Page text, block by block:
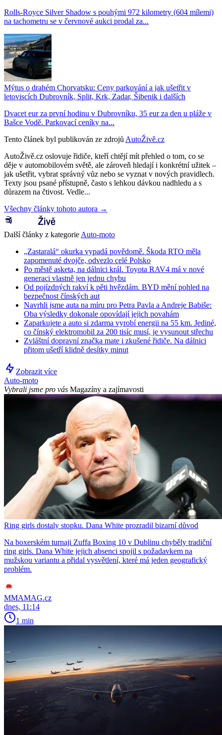
Rolls-Royce Silver Shadow s pouhými 972 kilometry (604 mílemi)
na tachometru se v červnové aukci prodal za...
Mýtus o drahém Chorvatsku: Ceny parkování a jak ušetřit v
letoviscích Dubrovník, Split, Krk, Zadar, Šibenik i dalších
Dvacet eur za první hodinu v Dubrovníku, 35 eur za den u pláže v
Bašce Vodě. Parkovací ceníky na...
Tento článek byl publikován ze zdrojů AutoŽivě.cz
AutoŽivě.cz oslovuje řidiče, kteří chtějí mít přehled o tom, co se
děje v automobilovém světě, ale zároveň hledají i konkrétní užitek –
jak ušetřit, vybrat správný vůz nebo se vyznat v nových pravidlech.
Texty jsou psané přístupně, často s lehkou dávkou nadhledu a s
důrazem na čtivost. Vedle...
Všechny články tohoto autora →
Další články z kategorie Auto-moto
„Zastaralá“ okurka vypadá povědomě. Škoda RTO měla
zapomenuté dvojče, odvezlo celé Polsko
Po městě asketa, na dálnici král. Toyota RAV4 má v nové
generaci vlastně jen jednu chybu
Od pojízdných rakví k pěti hvězdám. BYD mění pohled na
bezpečnost čínských aut
Navrhli jsme auta na míru pro Petra Pavla a Andreje Babiše:
Oba výsledky dokonale opovídají jejich povahám
Zaparkujete a auto si zdarma vyrobí energii na 55 km. Jediné,
co čínský elektromobil za 200 tisíc musí, je vysunout střechu
Zvláštní dopravní značka mate i zkušené řidiče. Na dálnici
přitom ušetří klidně desítky minut
Zobrazit více
Auto-moto
Vybrali jsme pro vás Magazíny a zajímavosti
Ring girls dostaly stopku. Dana White prozradil bizarní důvod
Na boxerském turnaji Zuffa Boxing 10 v Dublinu chyběly tradiční
ring girls. Dana White jejich absenci spojil s požadavkem na
mužskou variantu a přidal vysvětlení, které má jeden geografický
problém.
MMAMAG.cz
dnes, 11:14
1 min